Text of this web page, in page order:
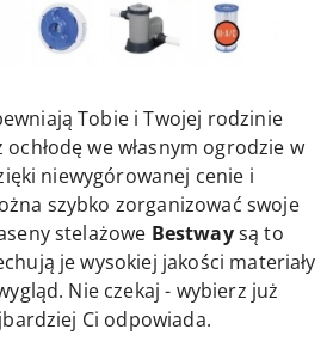
Tobie i Twojej rodzinie
we własnym ogrodzie w
niewygórowanej cenie i
szybko zorganizować swoje
stelażowe Bestwaysą to
je wysokiej jakości materiały
Nie czekaj - wybierz już
Ci odpowiada.